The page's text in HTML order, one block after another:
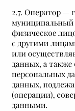
2.7. Оператор —
муниципальный
физическое
с другими
или
данных, а
персональных
данных,
(операции),
данными.